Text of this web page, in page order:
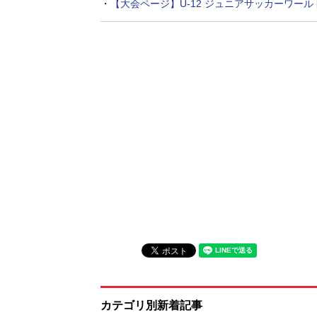
・
【大会ページ】U-12 ジュニアサッカーワー
カテゴリ別新着記事